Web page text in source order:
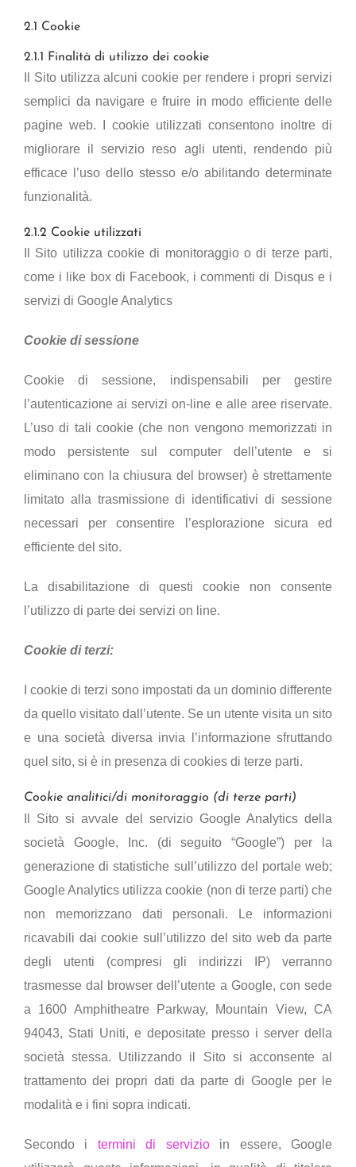
2.1 Cookie
2.1.1 Finalità di utilizzo dei cookie
Il Sito utilizza alcuni cookie per rendere i propri servizi
semplici da navigare e fruire in modo efficiente delle
pagine web. I cookie utilizzati consentono inoltre di
migliorare il servizio reso agli utenti, rendendo più
efficace l’uso dello stesso e/o abilitando determinate
funzionalità.
2.1.2 Cookie utilizzati
Il Sito utilizza cookie di monitoraggio o di terze parti,
come i like box di Facebook, i commenti di Disqus e i
servizi di Google Analytics
Cookie di sessione
Cookie di sessione, indispensabili per gestire
l’autenticazione ai servizi on-line e alle aree riservate.
L’uso di tali cookie (che non vengono memorizzati in
modo persistente sul computer dell’utente e si
eliminano con la chiusura del browser) è strettamente
limitato alla trasmissione di identificativi di sessione
necessari per consentire l’esplorazione sicura ed
efficiente del sito.
La disabilitazione di questi cookie non consente
l’utilizzo di parte dei servizi on line.
Cookie di terzi:
I cookie di terzi sono impostati da un dominio differente
da quello visitato dall’utente. Se un utente visita un sito
e una società diversa invia l’informazione sfruttando
quel sito, si è in presenza di cookies di terze parti.
Cookie analitici/di monitoraggio (di terze parti)
Il Sito si avvale del servizio Google Analytics della
società Google, Inc. (di seguito “Google”) per la
generazione di statistiche sull’utilizzo del portale web;
Google Analytics utilizza cookie (non di terze parti) che
non memorizzano dati personali. Le informazioni
ricavabili dai cookie sull’utilizzo del sito web da parte
degli utenti (compresi gli indirizzi IP) verranno
trasmesse dal browser dell’utente a Google, con sede
a 1600 Amphitheatre Parkway, Mountain View, CA
94043, Stati Uniti, e depositate presso i server della
società stessa. Utilizzando il Sito si acconsente al
trattamento dei propri dati da parte di Google per le
modalità e i fini sopra indicati.
Secondo i termini di servizioin essere, Google